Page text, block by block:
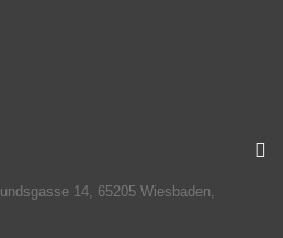
14, 65205 Wiesbaden,